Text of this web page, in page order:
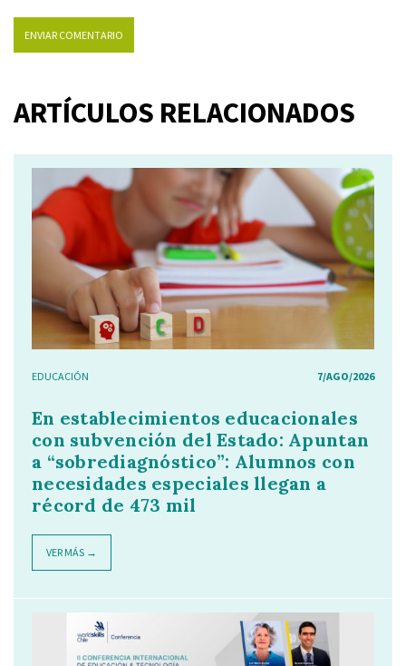
ARTÍCULOS RELACIONADOS
EDUCACIÓN 7/AGO/2026
En establecimientos educacionales
con subvención del Estado: Apuntan
a “sobrediagnóstico”: Alumnos con
necesidades especiales llegan a
récord de 473 mil
VER MÁS →